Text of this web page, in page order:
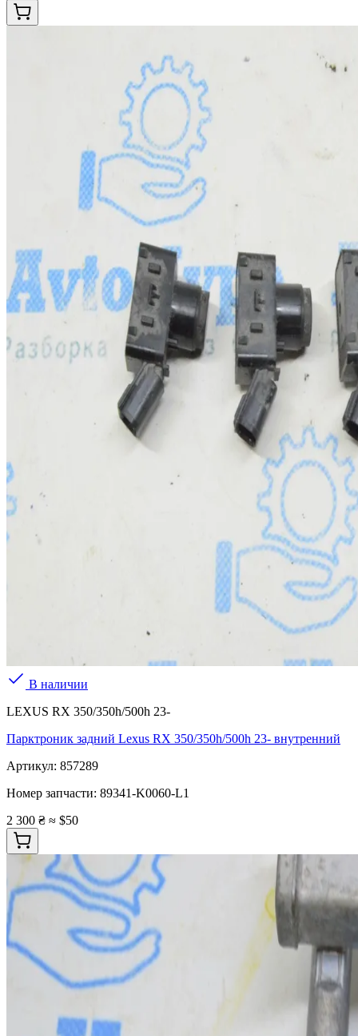
В наличии
LEXUS RX 350/350h/500h 23-
Парктроник задний Lexus RX 350/350h/500h 23- внутренний
Артикул: 857289
Номер запчасти: 89341-K0060-L1
2 300 ₴ ≈ $50